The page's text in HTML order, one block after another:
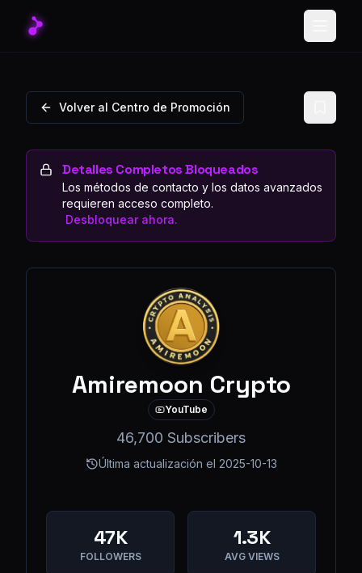
Volver al Centro de Promoción
Detalles Completos Bloqueados
Los métodos de contacto y los datos avanzados
requieren acceso completo.
Desbloquear ahora.
Amiremoon Crypto
YouTube
46,700 Subscribers
Última actualización el 2025-10-13
47K
FOLLOWERS
1.3K
AVG VIEWS